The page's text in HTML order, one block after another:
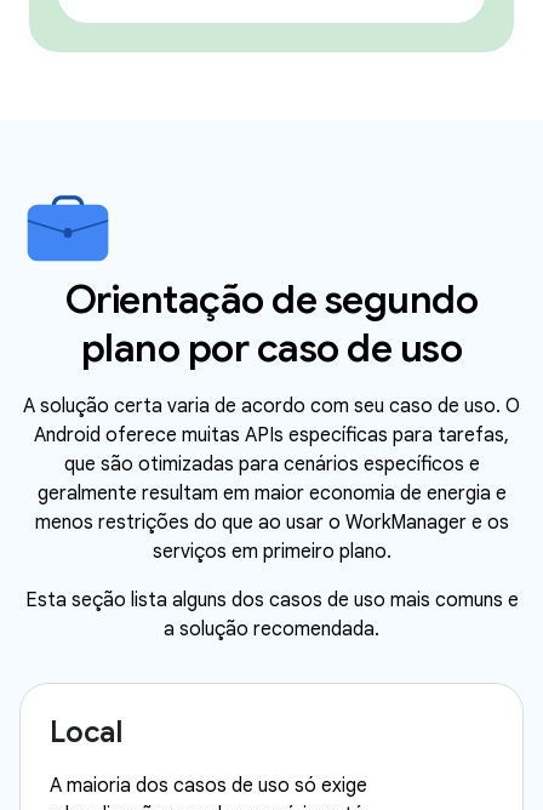
Orientação de segundo
plano por caso de uso
A solução certa varia de acordo com seu caso de uso. O
Android oferece muitas APIs específicas para tarefas,
que são otimizadas para cenários específicos e
geralmente resultam em maior economia de energia e
menos restrições do que ao usar o WorkManager e os
serviços em primeiro plano.
Esta seção lista alguns dos casos de uso mais comuns e
a solução recomendada.
Local
A maioria dos casos de uso só exige